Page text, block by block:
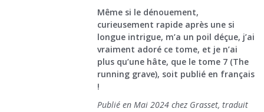
Même si le dénouement,
curieusement rapide après une si
longue intrigue, m’a un poil déçue, j’ai
vraiment adoré ce tome, et je n’ai
plus qu’une hâte, que le tome 7 (The
running grave), soit publié en français
!
Publié en Mai 2024 chez Grasset, traduit